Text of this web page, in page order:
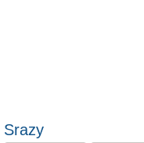
Srazy